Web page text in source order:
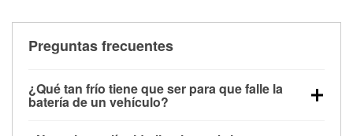
Preguntas frecuentes
¿Qué tan frío tiene que ser para que falle la
batería de un vehículo?